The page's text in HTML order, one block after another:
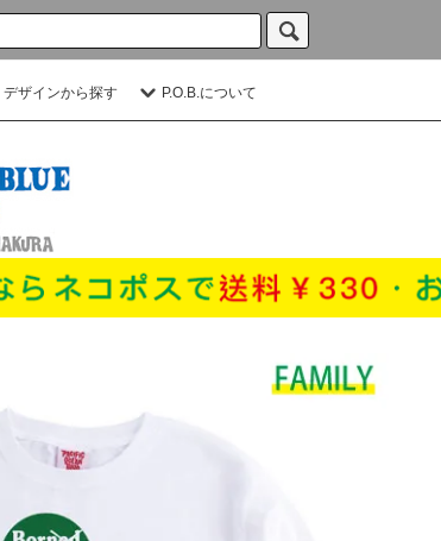
デザインから探す P.O.B.について